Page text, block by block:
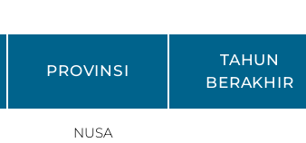
PROVINSI
TAHUN
BERAKHIR
NUSA